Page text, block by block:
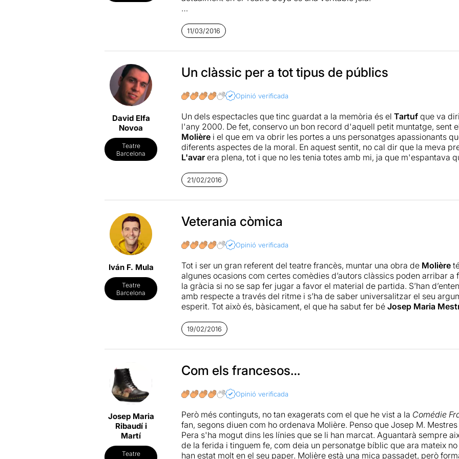
destacar el paper d'en Joan Pera, sincerament és la primera vegada que
encara que no conec la seva faceta més còmica, sí que puc dir que la
actitud corporal com en intel·ligència humorística, creant un personatge
personatges estan a l'alçada, creant escenes molt dinàmiques i divertides.
A més, la posada en escena és senzilla però alhora elegant i cuidada,
paga la pena veure el clàssic de Molière adaptat pel Sergi Belbel i
11/03/2016
David Elfa
Novoa
Teatre
Barcelona
Un clàssic per a tot tipus de públics
Opinió verificada
Un dels espectacles que tinc guardat a la memòria és el Tartufque va
l'any 2000. De fet, conservo un bon record d'aquell petit muntatge, sent
Molière i el que em va obrir les portes a uns personatges apassionants
diferents aspectes de la moral. En aquest sentit, no cal dir que la meva
L'avarera plena, tot i que no les tenia totes amb mi, ja que m'espantava
plasmar sobre l'escenari l'essència de l'obra tal i com va ser escrita,
excepcional posada en escena que ens trasllada a un teatre del segle
Així, l'escenografia resulta un gran encert, despullant l'escenari, però
vestuari i caracterització realitzat.
La direcció de
dinàmica que troba un ritme que sorprendrà positivament al públic poc
complaurà plenament a la resta. Així, els personatges desfilen per
ritme totalment en sintonia amb el text, estant magnificament
excel·lentJoan Pera. De fet, l'actor s'aparta del registre al que ens tenia
una autèntica masterclass de la interpretació que sorprendrà a molta
ple de matissos amb un esplendid treball tant de veu com de creació de
d'un clàssic que gaudiran tot tipus de públics.
21/02/2016
Iván F. Mula
Teatre
Barcelona
Veterania còmica
Opinió verificada
Tot i ser un gran referent del teatre francès, muntar una obra de Molière
algunes ocasions com certes comèdies d’autors clàssics poden arribar
la gràcia si no se sap fer jugar a favor el material de partida. S’han
amb respecte a través del ritme i s’ha de saber universalitzar el seu
esperit. Tot això és, bàsicament, el que ha sabut fer bé Josep Maria
amb una posada en escena senzilla però molt bella i elegant,
estrambòtics: només el talent dels seus actors i la mesura de la seva
tota una alegria descobrir a unJoan Peraque fa servir la seva llarga
acompanyat per un grapat d’intèrprets força solvents, Pera demostra una
humorística que ja no recordàvem que tenia, almenys dins d’un context
amb un Molière sense necessitat de burlar-se’n ni convertir-lo en un
malauradament, no veiem més sovint.
19/02/2016
Josep Maria
Ribaudí i
Martí
Teatre
Com els francesos…
Opinió verificada
Però més continguts, no tan exagerats com el que he vist a la Comédie
fan, segons diuen com ho ordenava Molière. Penso que Josep M.
Pera s'ha mogut dins les línies que se li han marcat. Aguantarà sempre
de la ferida i tinguem fe, com deia un personatge bíblic que ara mateix
han estat molt en el seu paper. Molière està una mica passadet, però